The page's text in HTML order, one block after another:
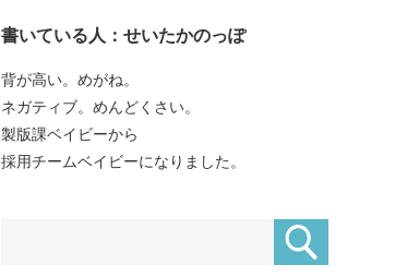
書いている人：せいたかのっぽ
背が高い。めがね。
ネガティブ。めんどくさい。
製版課ベイビーから
採用チームベイビーになりました。